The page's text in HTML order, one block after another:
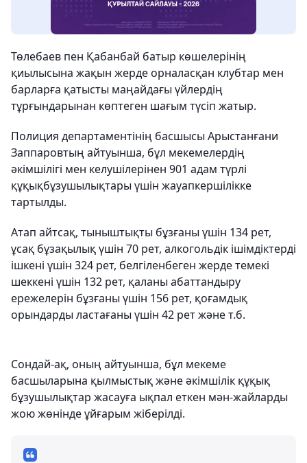
Төлебаев пен Қабанбай батыр көшелерінің
қиылысына жақын жерде орналасқан клубтар мен
барларға қатысты маңайдағы үйлердің
тұрғындарынан көптеген шағым түсіп жатыр.
Полиция департаментінің басшысы Арыстанғани
Заппаровтың айтуынша, бұл мекемелердің
әкімшілігі мен келушілерінен 901 адам түрлі
құқықбұзушылықтары үшін жауапкершілікке
тартылды.
Атап айтсақ, тыныштықты бұзғаны үшін 134 рет,
ұсақ бұзақылық үшін 70 рет, алкогольдік ішімдіктерді
ішкені үшін 324 рет, белгіленбеген жерде темекі
шеккені үшін 132 рет, қаланы абаттандыру
ережелерін бұзғаны үшін 156 рет, қоғамдық
орындарды ластағаны үшін 42 рет және т.б.
Сондай-ақ, оның айтуынша, бұл мекеме
басшыларына қылмыстық және әкімшілік құқық
бұзушылықтар жасауға ықпал еткен мән-жайларды
жою жөнінде ұйғарым жіберілді.